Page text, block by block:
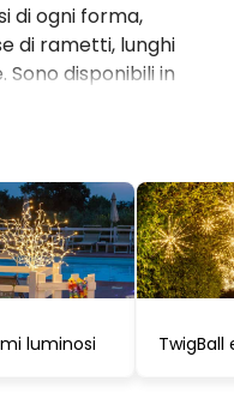
di ogni forma,
di rametti, lunghi
Sono disponibili in
per la
luminosi TwigBall